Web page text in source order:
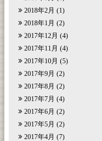
2018年2月 (1)
2018年1月 (2)
2017年12月 (4)
2017年11月 (4)
2017年10月 (5)
2017年9月 (2)
2017年8月 (2)
2017年7月 (4)
2017年6月 (2)
2017年5月 (2)
2017年4月 (7)